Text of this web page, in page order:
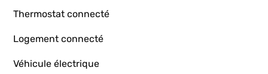
Thermostat connecté
Logement connecté
Véhicule électrique